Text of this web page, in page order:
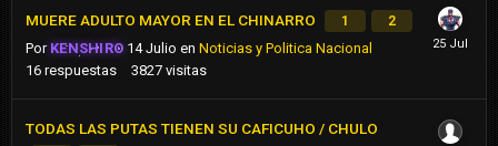
MUERE ADULTO MAYOR EN EL CHINARRO 1 2
Por KENSHIRO 14 Julio enNoticias y Politica Nacional
16 respuestas 3827 visitas
TODAS LAS PUTAS TIENEN SU CAFICUHO / CHULO